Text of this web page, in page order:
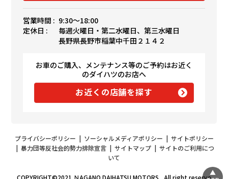
営業時間 : 9:30〜18:00
定休日 :
毎週火曜日・第二水曜日、第三水曜日
長野県長野市稲葉中千田２１４２
お車のご購入、メンテナンス等のご予約はお近く
のダイハツのお店へ
お近くの店舗を探す
プライバシーポリシー | ソーシャルメディアポリシー | サイトポリシー
| 暴力団等反社会的勢力排除宣言| サイトマップ| サイトのご利用につ
いて
COPYRIGHT©2021 ＮAGANO DAIHATSU MOTORS , All right reserve